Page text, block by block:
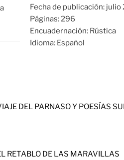
Fecha de publicación: julio
Páginas:296
Encuadernación: Rústica
Idioma: Español
DEL PARNASO Y POESÍAS
RETABLO DE LAS MARAVILLAS